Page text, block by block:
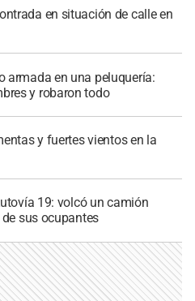
en situación de calle en
armada en una peluquería:
y robaron todo
y fuertes vientos en la
19: volcó un camión
sus ocupantes